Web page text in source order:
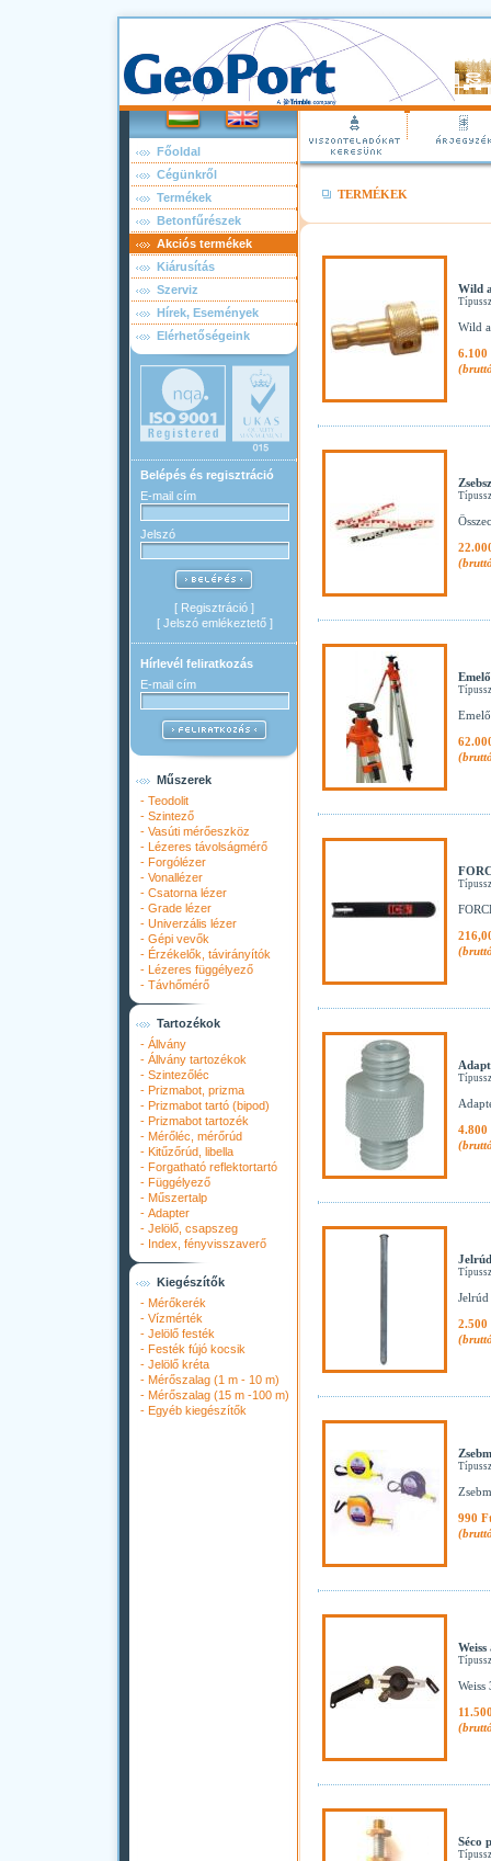
Főoldal
Cégünkről
Termékek
Betonfűrészek
Akciós termékek
Kiárusítás
Szerviz
Hírek, Események
Elérhetőségeink
Belépés és regisztráció
E-mail cím
Jelszó
[ Regisztráció ]
[ Jelszó emlékeztető]
Hírlevél feliratkozás
E-mail cím
Műszerek
- Teodolit
- Szintező
- Vasúti mérőeszköz
- Lézeres távolságmérő
- Forgólézer
- Vonallézer
- Csatorna lézer
- Grade lézer
- Univerzális lézer
- Gépi vevők
- Érzékelők, távirányítók
- Lézeres függélyező
- Távhőmérő
Tartozékok
- Állvány
- Állvány tartozékok
- Szintezőléc
- Prizmabot, prizma
- Prizmabot tartó (bipod)
- Prizmabot tartozék
- Mérőléc, mérőrúd
- Kitűzőrúd, libella
- Forgatható reflektortartó
- Függélyező
- Műszertalp
- Adapter
- Jelölő, csapszeg
- Index, fényvisszaverő
Kiegészítők
- Mérőkerék
- Vízmérték
- Jelölő festék
- Festék fújó kocsik
- Jelölő kréta
- Mérőszalag (1 m - 10 m)
- Mérőszalag (15 m -100 m)
- Egyéb kiegészítők
TERMÉKEK
Wild
Wild
990
Séco